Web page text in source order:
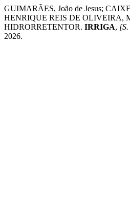
GUIMARÃES, João de Jesus;
HENRIQUE REIS DE OLIVEIRA,
HIDRORRETENTOR. IRRIGA,
2026.